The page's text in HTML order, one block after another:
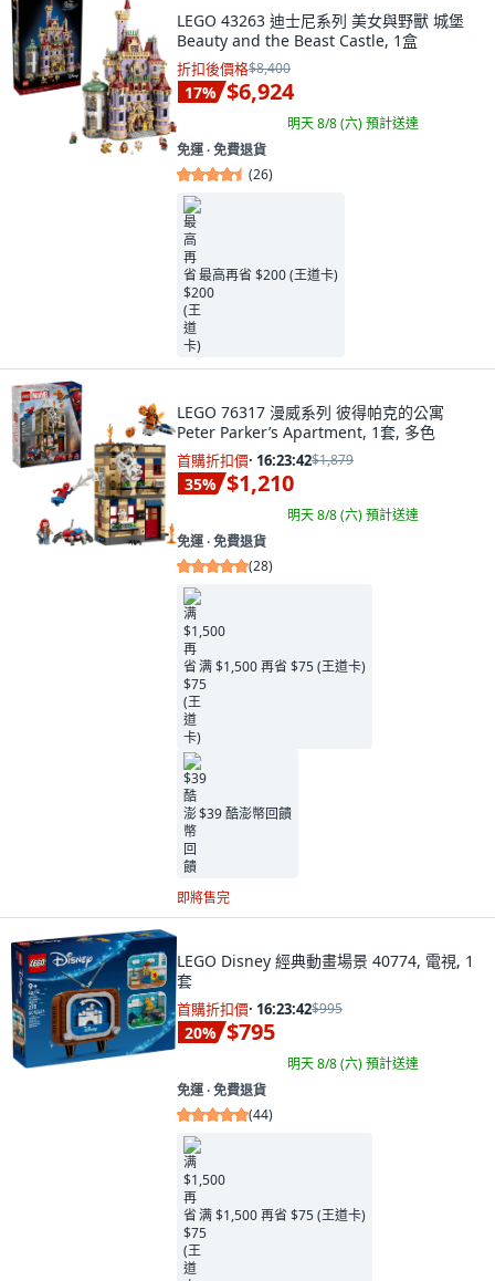
LEGO 43263 迪士尼系列 美女與野獸 城堡
Beauty and the Beast Castle, 1盒
折扣後價格$8,400
17% $6,924
明天 8/8 (六)預計送達
免運 ∙ 免費退貨
(26)
最高再省 $200 (王道卡)
LEGO 76317 漫威系列 彼得帕克的公寓
Peter Parker’s Apartment, 1套, 多色
首購折扣價· 16:23:41$1,879
35% $1,210
明天 8/8 (六)預計送達
免運 ∙ 免費退貨
(28)
满 $1,500 再省 $75 (王道卡)
$39 酷澎幣回饋
即將售完
LEGO Disney 經典動畫場景 40774, 電視, 1
套
首購折扣價· 16:23:41$995
20% $795
明天 8/8 (六)預計送達
免運 ∙ 免費退貨
(44)
满 $1,500 再省 $75 (王道卡)